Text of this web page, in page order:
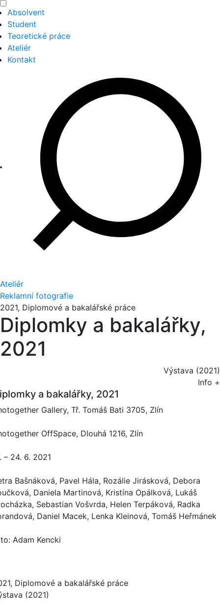
Absolvent
Student
Teoretické práce
Ateliér
Kontakt
Ateliér
Reklamní fotografie
2021, Diplomové a bakalářské práce
Diplomky a bakalářky,
2021
Výstava (2021)
Info +
a bakalářky, 2021
Gallery, Tř. Tomáš Bati 3705, Zlín
OffSpace, Dlouhá 1216, Zlín
– 24. 6. 2021
Bašnáková, Pavel Hála, Rozálie Jirásková, Debora
Daniela Martinová, Kristína Opálková, Lukáš
Sebastian Vošvrda, Helen Terpáková, Radka
Daniel Macek, Lenka Kleinová, Tomáš Heřmánek
Adam Kencki
Diplomové a bakalářské práce
(2021)